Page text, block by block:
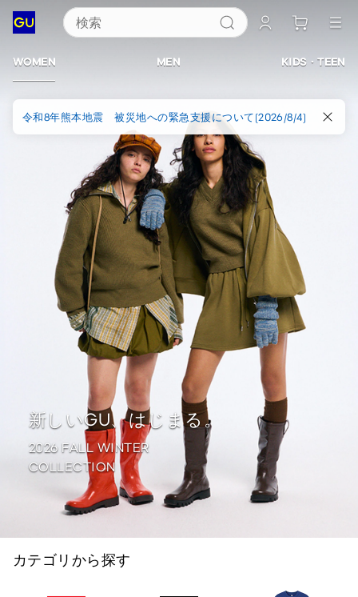
ジ
ー
ユ
検索
WOMEN MEN KIDS・TEEN
令和8年熊本地震 被災地への緊急支援について(2026/8/4)
新しいGU、はじまる。
2026 FALL WINTER
COLLECTION
カテゴリから探す